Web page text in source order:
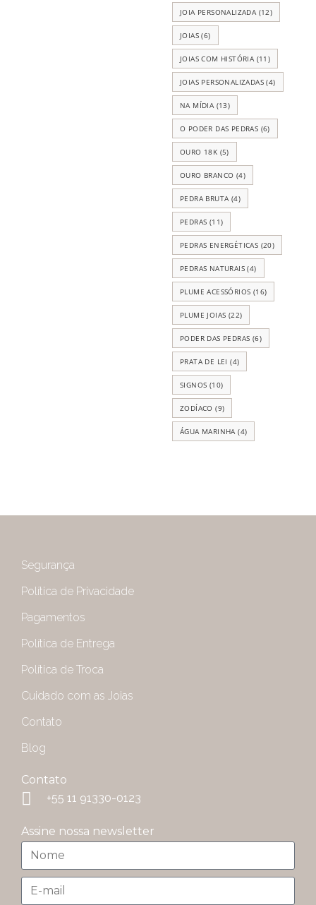
JOIA PERSONALIZADA (12)
JOIAS (6)
JOIAS COM HISTÓRIA (11)
JOIAS PERSONALIZADAS (4)
NA MÍDIA (13)
O PODER DAS PEDRAS (6)
OURO 18K (5)
OURO BRANCO (4)
PEDRA BRUTA (4)
PEDRAS (11)
PEDRAS ENERGÉTICAS (20)
PEDRAS NATURAIS (4)
PLUME ACESSÓRIOS (16)
PLUME JOIAS (22)
PODER DAS PEDRAS (6)
PRATA DE LEI (4)
SIGNOS (10)
ZODÍACO (9)
ÁGUA MARINHA (4)
Segurança
Política de Privacidade
Pagamentos
Política de Entrega
Política de Troca
Cuidado com as Joias
Contato
Blog
Contato
+55 11 91330-0123
Assine nossa newsletter